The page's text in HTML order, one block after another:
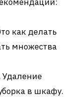
как делать
множества
Удаление
в шкафу.